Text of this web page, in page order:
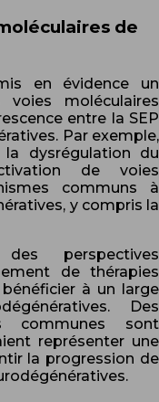
de
en évidence un
voies moléculaires
entre la SEP
Par exemple,
la dysrégulation du
de voies
communs à
y compris la
perspectives
de thérapies
à un large
Des
communes sont
représenter une
la progression de